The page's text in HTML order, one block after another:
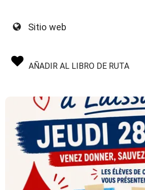
Sitio web
AÑADIR AL LIBRO DE RUTA